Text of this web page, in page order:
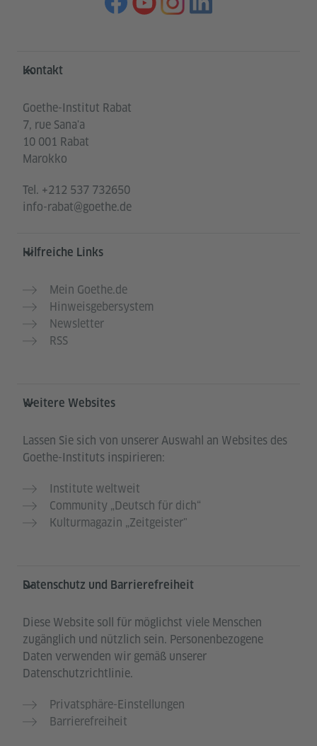
Service- und Informationsbereich
Kontakt
Goethe-Institut Rabat
7, rue Sana'a
10 001 Rabat
Marokko
Tel. +212 537 732650
info-rabat@goethe.de
Hilfreiche Links
Mein Goethe.de
Hinweisgebersystem
Newsletter
RSS
Weitere Websites
Lassen Sie sich von unserer Auswahl an Websites des
Goethe-Instituts inspirieren:
Institute weltweit
Community „Deutsch für dich“
Kulturmagazin „Zeitgeister"
Datenschutz und Barrierefreiheit
Diese Website soll für möglichst viele Menschen
zugänglich und nützlich sein. Personenbezogene
Daten verwenden wir gemäß unserer
Datenschutzrichtlinie.
Privatsphäre-Einstellungen
Barrierefreiheit